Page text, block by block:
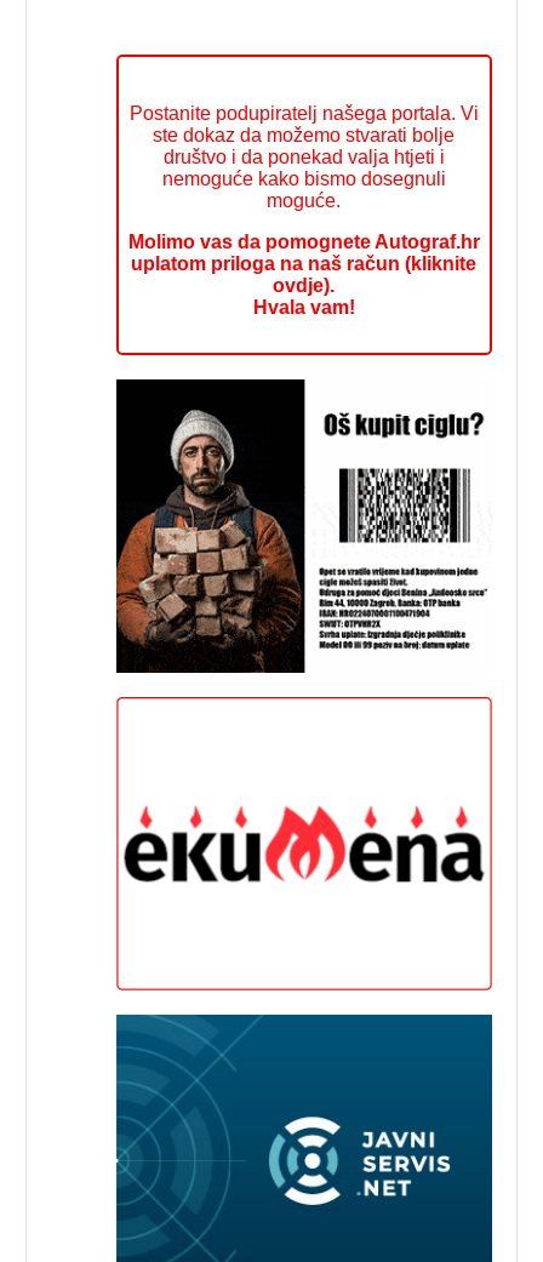
Postanite podupiratelj našega portala. Vi
ste dokaz da možemo stvarati bolje
društvo i da ponekad valja htjeti i
nemoguće kako bismo dosegnuli
moguće.
Molimo vas da pomognete Autograf.hr
uplatom priloga na naš račun (kliknite
ovdje).
Hvala vam!